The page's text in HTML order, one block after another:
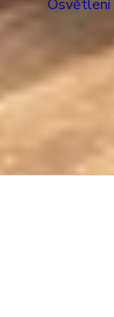
Osvětlení